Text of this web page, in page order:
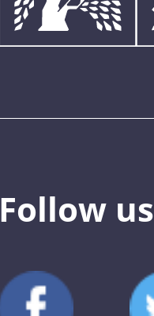
Follow us